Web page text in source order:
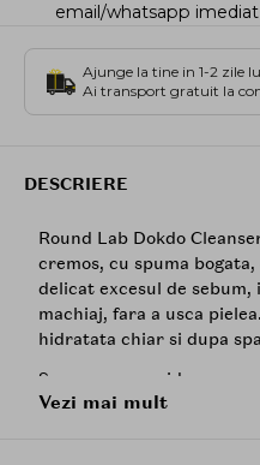
email/whatsapp
Ajunge la tine in 1-2 zile
Ai transport gratuit la
DESCRIERE
Round Lab Dokdo
cremos, cu spuma
delicat excesul de
machiaj, fara a usca
hidratata chiar si dupa
Spuma, usor acida, are
delicat la suprafata pielii
Vezi mai mult